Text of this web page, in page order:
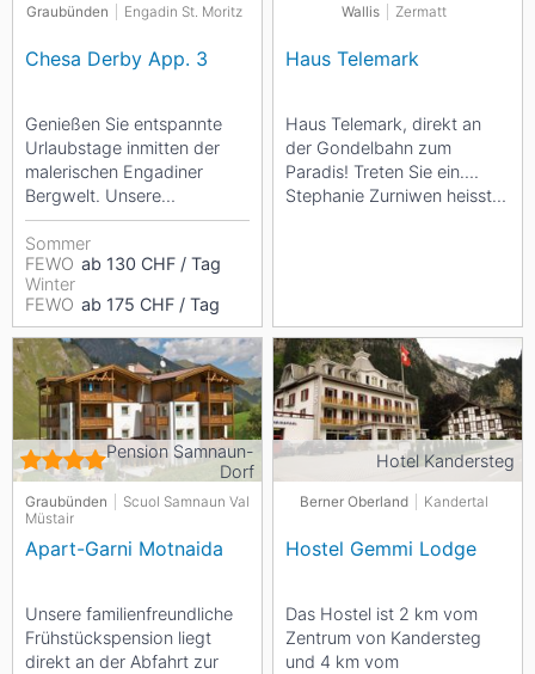
Graubünden Engadin St. Moritz
Chesa Derby App. 3
Genießen Sie entspannte
Urlaubstage inmitten der
malerischen Engadiner
Bergwelt. Unsere
gemütliche 2 1/2-Zi-Wo.
verfügt über...
Sommer
FEWO ab 130 CHF / Tag
Winter
FEWO ab 175 CHF / Tag
Wallis Zermatt
Haus Telemark
Haus Telemark, direkt an
der Gondelbahn zum
Paradis! Treten Sie ein….
Stephanie Zurniwen heisst
Pension Samnaun-
Dorf
Graubünden
Scuol Samnaun Val
Müstair
Apart-Garni Motnaida
Unsere familienfreundliche
Frühstückspension liegt
direkt an der Abfahrt zur
Hotel Kandersteg
Berner Oberland Kandertal
Hostel Gemmi Lodge
Das Hostel ist 2 km vom
Zentrum von Kandersteg
und 4 km vom